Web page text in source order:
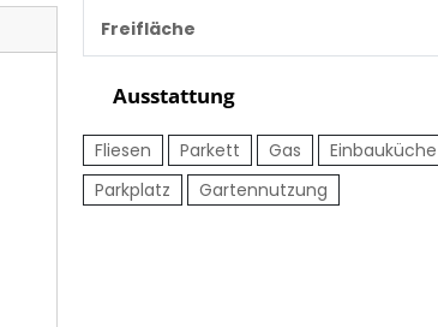
Freifläche
Ausstattung
Fliesen Parkett Gas
Einbauküche
Parkplatz
Gartennutzung